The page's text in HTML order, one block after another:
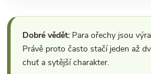
Dobré vědět: Para ořechy jsou
Právě proto často stačí jeden až
chuť a sytější charakter.